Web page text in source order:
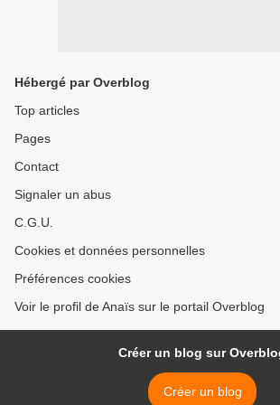
Hébergé par Overblog
Top articles
Pages
Contact
Signaler un abus
C.G.U.
Cookies et données personnelles
Préférences cookies
Voir le profil de Anaïs sur le portail Overblog
Créer un blog sur
Créer un blog